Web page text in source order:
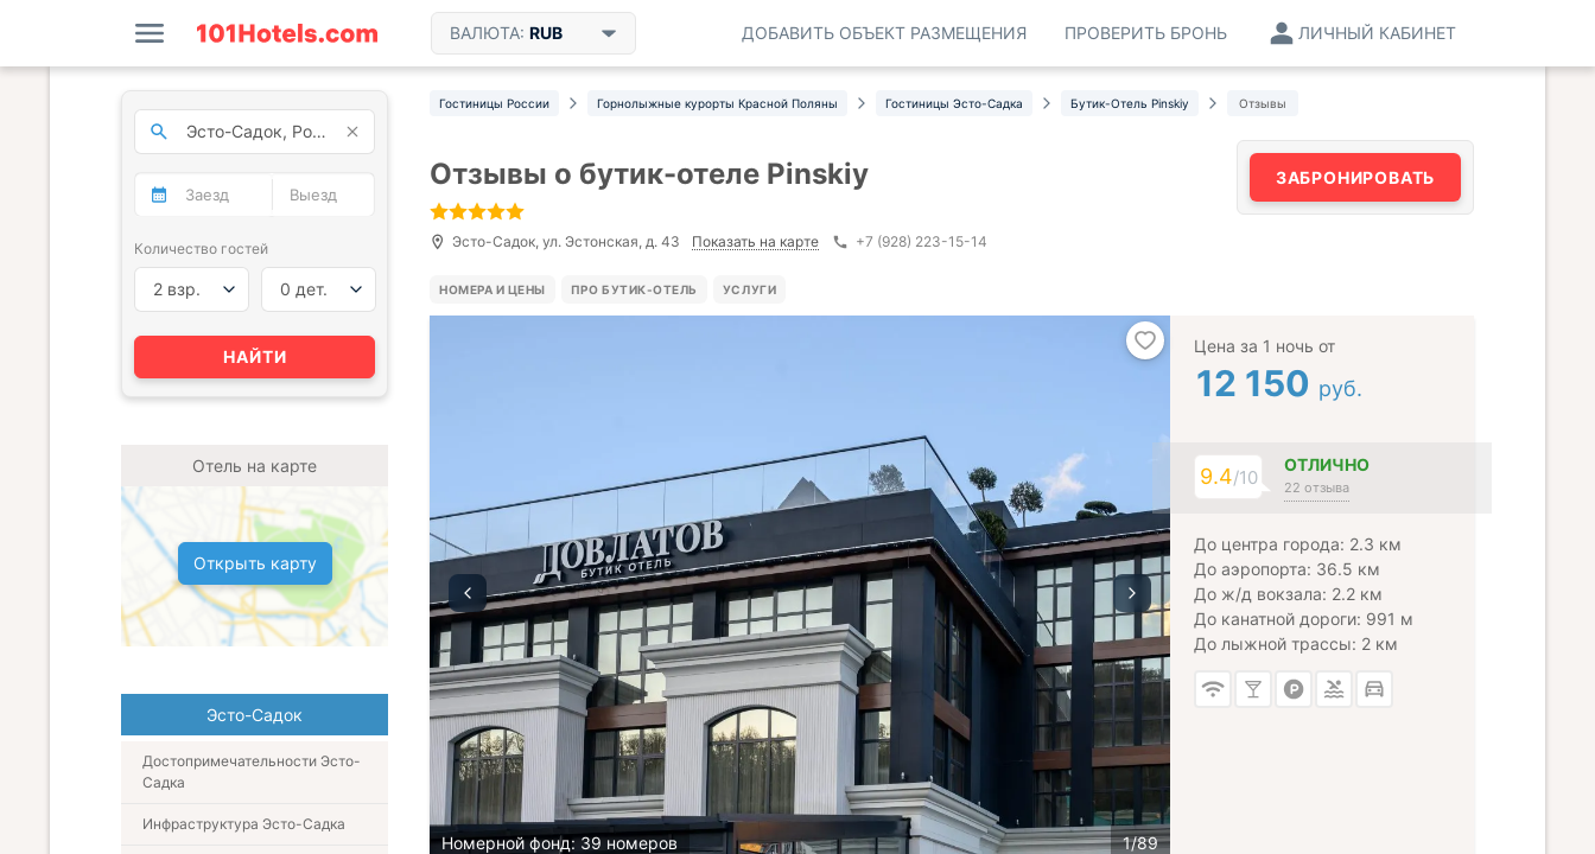
ВАЛЮТА: RUB ЛИЧНЫЙ КАБИНЕТ
ПРОВЕРИТЬ БРОНЬ
ДОБАВИТЬ ОБЪЕКТ РАЗМЕЩЕНИЯ
Гостиницы России Горнолыжные курорты Красной Поляны Гостиницы Эсто-Садка Бутик-Отель Pinskiy Отзывы
Отзывы о бутик-отеле Pinskiy
Эсто-Садок, ул. Эстонская, д. 43 Показать на карте +7 (928) 223-15-14
ЗАБРОНИРОВАТЬ
НОМЕРА И ЦЕНЫ ПРО БУТИК-ОТЕЛЬ УСЛУГИ
Номерной фонд: 39 номеров
Цена за 1 ночь от
12 150 руб.
9.4/10
ОТЛИЧНО
22 отзыва
До центра города: 2.3 км
До аэропорта: 36.5 км
До ж/д вокзала: 2.2 км
До канатной дороги: 991 м
До лыжной трассы: 2 км
Количество гостей
2 взр. 0 дет.
НАЙТИ
Отель на карте
Открыть карту
Эсто-Садок
Достопримечательности Эсто-
Садка
Инфраструктура Эсто-Садка